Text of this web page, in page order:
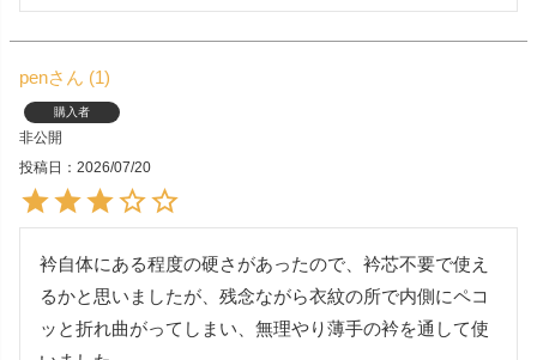
pen 1
購入者
非公開
投稿日
2026/07/20
衿自体にある程度の硬さがあったので、衿芯不要で使え
るかと思いましたが、残念ながら衣紋の所で内側にペコ
ッと折れ曲がってしまい、無理やり薄手の衿を通して使